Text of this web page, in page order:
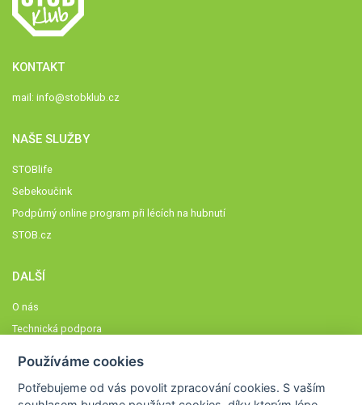
KONTAKT
mail: info@stobklub.cz
NAŠE SLUŽBY
STOBlife
Sebekoučink
Podpůrný online program při lécích na hubnutí
STOB.cz
DALŠÍ
O nás
Technická podpora
Členové STOBklubu
Používáme cookies
Potřebujeme od vás povolit zpracování cookies. S vaším